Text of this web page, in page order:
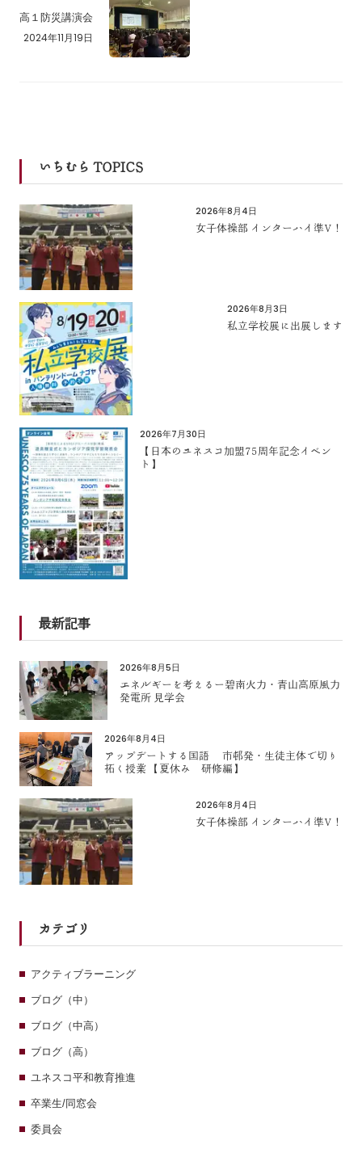
高１防災講演会
2024年11月19日
いちむら TOPICS
2026年8月4日
女子体操部 インターハイ準V！
2026年8月3日
私立学校展に出展します
2026年7月30日
【日本のユネスコ加盟75周年記念イベン
ト】
最新記事
2026年8月5日
エネルギーを考えるー碧南火力・青山高原風力
発電所 見学会
2026年8月4日
アップデートする国語 市邨発・生徒主体で切り
拓く授業 【夏休み 研修編】
2026年8月4日
女子体操部 インターハイ準V！
カテゴリ
アクティブラーニング
ブログ（中）
ブログ（中高）
ブログ（高）
ユネスコ平和教育推進
卒業生/同窓会
委員会